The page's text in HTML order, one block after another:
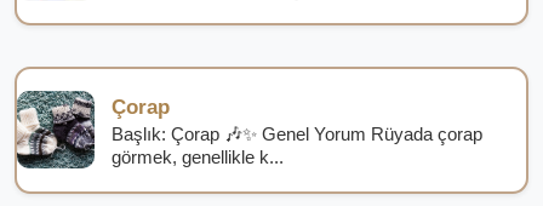
Çorap
Başlık: Çorap 🎶✨ Genel Yorum Rüyada çorap
görmek, genellikle k...